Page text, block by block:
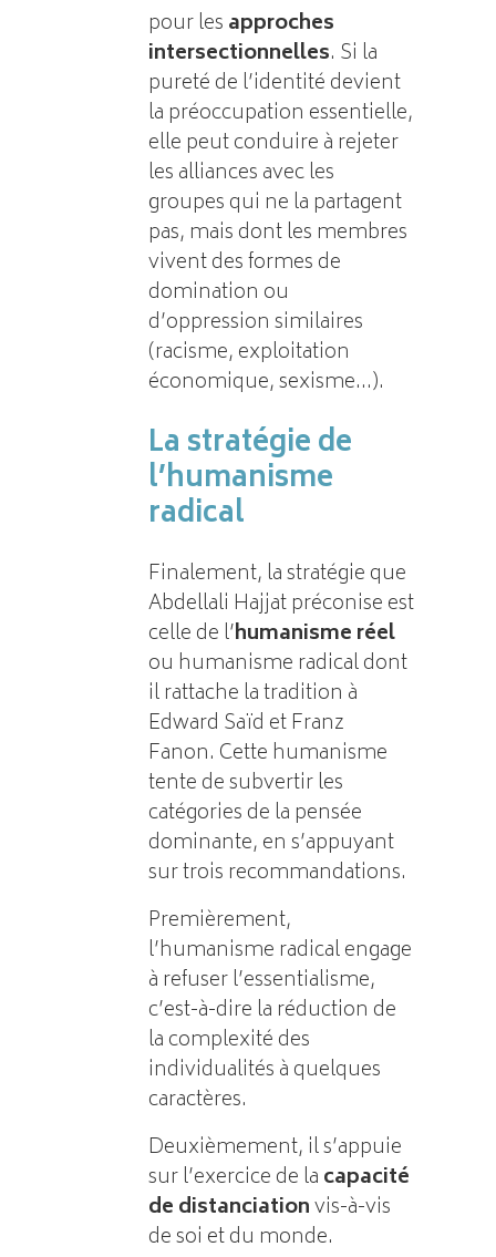
pour lesapproches
intersectionnelles. Si la
pureté de l’identité devient
la préoccupation essentielle,
elle peut conduire à rejeter
les alliances avec les
groupes qui ne la partagent
pas, mais dont les membres
vivent des formes de
domination ou
d’oppression similaires
(racisme, exploitation
économique, sexisme…).
La stratégie de
l’humanisme
radical
Finalement, la stratégie que
Abdellali Hajjat préconise est
celle de l’humanisme réel
ou humanisme radical dont
il rattache la tradition à
Edward Saïd et Franz
Fanon. Cette humanisme
tente de subvertir les
catégories de la pensée
dominante, en s’appuyant
sur trois recommandations.
Premièrement,
l’humanisme radical engage
à refuser l’essentialisme,
c’est-à-dire la réduction de
la complexité des
individualités à quelques
caractères.
Deuxièmement, il s’appuie
sur l’exercice de lacapacité
de distanciationvis-à-vis
de soi et du monde.